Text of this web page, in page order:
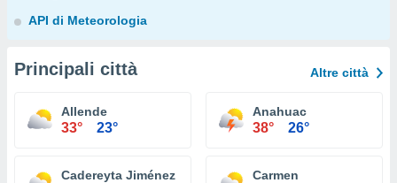
API di Meteorologia
Principali città Altre città
Allende
33° 23°
Anahuac
38° 26°
Cadereyta Jiménez Carmen